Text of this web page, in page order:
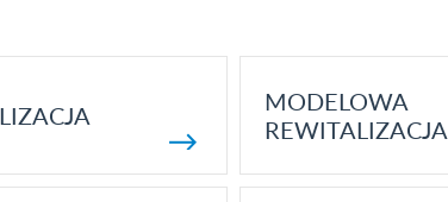
MODELOWA
REWITALIZACJA